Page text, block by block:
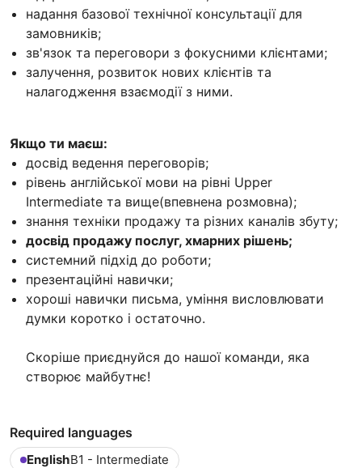
надання базової технічної консультації для
замовників;
зв'язок та переговори з фокусними клієнтами;
залучення, розвиток нових клієнтів та
налагодження взаємодії з ними.
Якщо ти маєш:
досвід ведення переговорів;
рівень англійської мови на рівні Upper
Intermediate та вище(впевнена розмовна);
знання техніки продажу та різних каналів збуту;
досвід продажу послуг, хмарних рішень;
системний підхід до роботи;
презентаційні навички;
хороші навички письма, уміння висловлювати
думки коротко і остаточно.
Скоріше приєднуйся до нашої команди, яка
створює майбутнє!
Required languages
EnglishB1 - Intermediate